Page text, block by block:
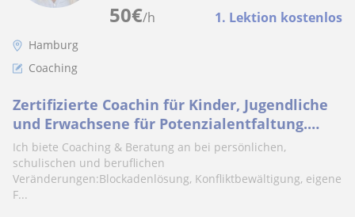
50€/h 1. Lektion kostenlos
Hamburg
Coaching
Zertifizierte Coachin für Kinder, Jugendliche
und Erwachsene für Potenzialentfaltung.
Online und Persönlich!
Ich biete Coaching & Beratung an bei persönlichen,
schulischen und beruflichen
Veränderungen:Blockadenlösung, Konfliktbewältigung, eigene
F...